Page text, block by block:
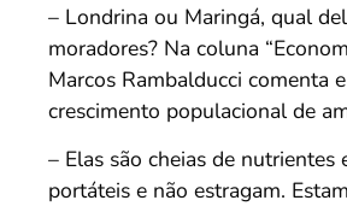
– Londrina ou Maringá, qual
moradores? Na coluna
Marcos Rambalducci comenta
crescimento populacional de
– Elas são cheias de nutrientes
portáteis e não estragam.